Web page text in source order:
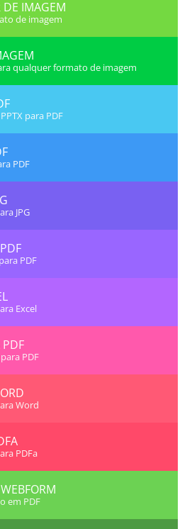
DE IMAGEM
de imagem
qualquer formato de imagem
para PDF
PDF
JPG
PDF
Excel
PDF
Word
PDFa
em PDF